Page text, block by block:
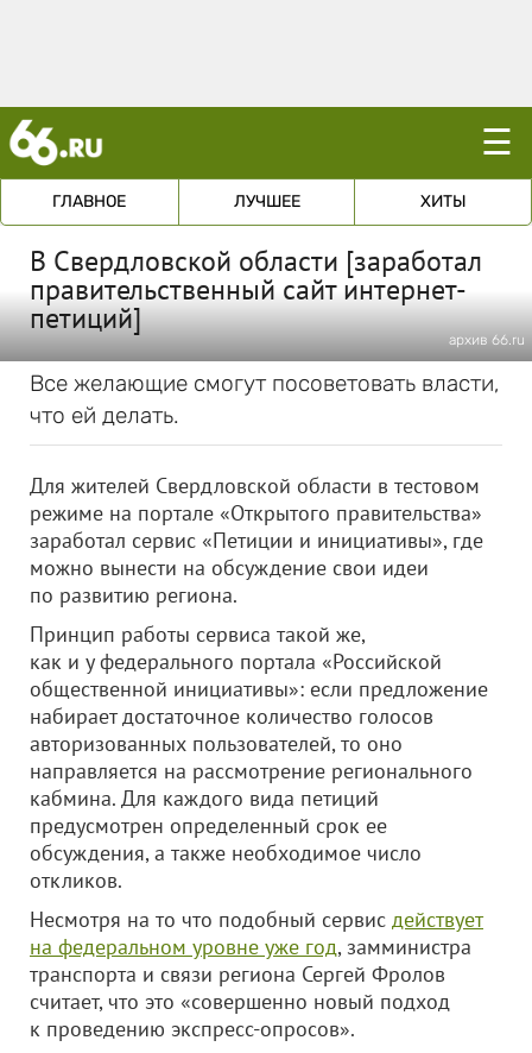
☰
ГЛАВНОЕ ЛУЧШЕЕ ХИТЫ
В Свердловской области [заработал
правительственный сайт интернет-
петиций]
архив 66.ru
Все желающие смогут посоветовать власти,
что ей делать.
Для жителей Свердловской области в тестовом
режиме на портале «Открытого правительства»
заработал сервис «Петиции и инициативы», где
можно вынести на обсуждение свои идеи
по развитию региона.
Принцип работы сервиса такой же,
как и у федерального портала «Российской
общественной инициативы»: если предложение
набирает достаточное количество голосов
авторизованных пользователей, то оно
направляется на рассмотрение регионального
кабмина. Для каждого вида петиций
предусмотрен определенный срок ее
обсуждения, а также необходимое число
откликов.
Несмотря на то что подобный сервис действует
на федеральном уровне уже год, замминистра
транспорта и связи региона Сергей Фролов
считает, что это «совершенно новый подход
к проведению экспресс-опросов».